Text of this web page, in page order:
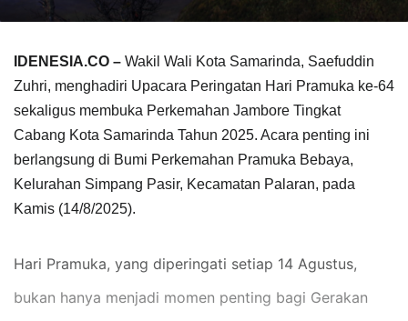
IDENESIA.CO – Wakil Wali Kota Samarinda, Saefuddin
Zuhri, menghadiri Upacara Peringatan Hari Pramuka ke-64
sekaligus membuka Perkemahan Jambore Tingkat
Cabang Kota Samarinda Tahun 2025. Acara penting ini
berlangsung di Bumi Perkemahan Pramuka Bebaya,
Kelurahan Simpang Pasir, Kecamatan Palaran, pada
Kamis (14/8/2025).
Hari Pramuka, yang diperingati setiap 14 Agustus,
bukan hanya menjadi momen penting bagi Gerakan